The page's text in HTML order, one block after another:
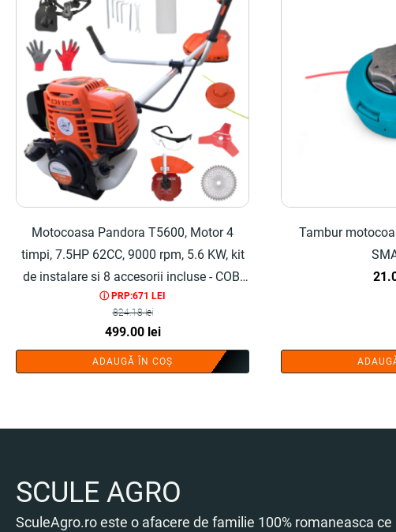
Motocoasa Pandora T5600, Motor 4
timpi, 7.5HP 62CC, 9000 rpm, 5.6 KW, kit
de instalare si 8 accesorii incluse - COBI
SMART®
ⓘ PRP:671 LEI
824.18lei
Prețul
inițial
a
499.00 leiPrețul
curent
este:
ADAUGĂ ÎN COȘ
Tambur
SCULE AGRO
SculeAgro.ro este o afacere de familie 100% romaneasca ce